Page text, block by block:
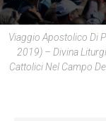
Viaggio Apostolico Di
2019) – Divina
Cattolici Nel Campo